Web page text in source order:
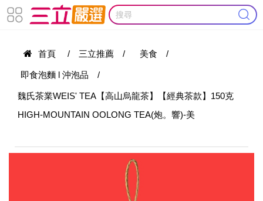
首頁 / 三立推薦 / 美食 /
即食泡麵 l 沖泡品 /
魏氏茶業WEIS' TEA【高山烏龍茶】【經典茶款】150克
HIGH-MOUNTAIN OOLONG TEA(炮。響)-美